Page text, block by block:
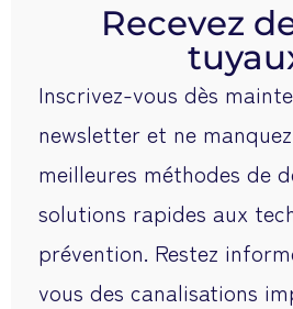
Recevez
Inscrivez-vous dès
newsletter et ne
meilleures méthodes de
solutions rapides aux
prévention. Restez
vous des canalisations